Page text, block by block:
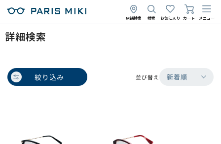
店舗検索 検索 お気に入り カート メニュー
詳細検索
絞り込み 並び替え 新着順